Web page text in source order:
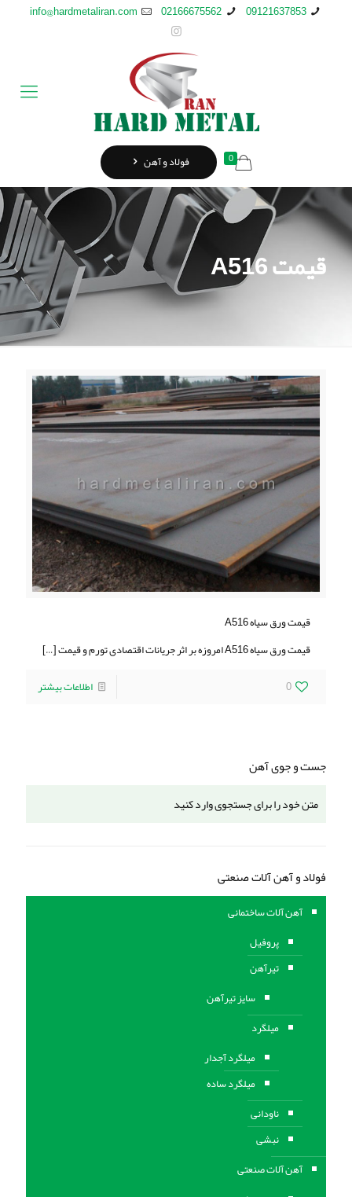
09121637853
02166675562
info@hardmetaliran.com
0 فولاد و آهن
قیمت A516
قیمت ورق سیاه A516
قیمت ورق سیاه A516 امروزه بر اثر جریانات اقتصادی تورم و قیمت
[…]
0
اطلاعات بیشتر
جست و جوی آهن
فولاد و آهن آلات صنعتی
آهن آلات ساختمانی
پروفیل
تیرآهن
سایز تیرآهن
میلگرد
میلگرد آجدار
میلگرد ساده
ناودانی
نبشی
آهن آلات صنعتی